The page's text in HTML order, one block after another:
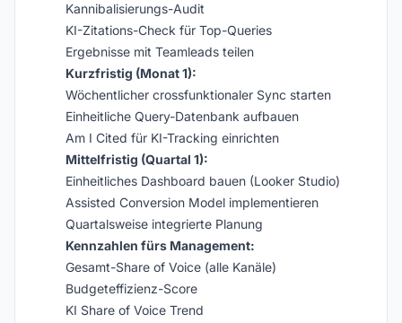
Kannibalisierungs-Audit
KI-Zitations-Check für Top-Queries
Ergebnisse mit Teamleads teilen
Kurzfristig (Monat 1):
Wöchentlicher crossfunktionaler Sync starten
Einheitliche Query-Datenbank aufbauen
Am I Cited für KI-Tracking einrichten
Mittelfristig (Quartal 1):
Einheitliches Dashboard bauen (Looker Studio)
Assisted Conversion Model implementieren
Quartalsweise integrierte Planung
Kennzahlen fürs Management:
Gesamt-Share of Voice (alle Kanäle)
Budgeteffizienz-Score
KI Share of Voice Trend